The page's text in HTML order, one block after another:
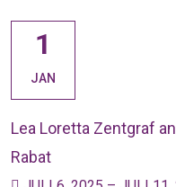
1
JAN
Lea Loretta Zentgraf
Rabat